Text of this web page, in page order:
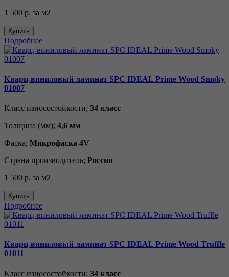
1 500 р. за м2
Купить
Подробнее
Кварц-виниловый ламинат SPC IDEAL Prime Wood Smoky
01007
Класс износостойкости; 34 класс
Толщина (мм); 4,6 мм
Фаска; Микрофаска 4V
Страна производитель; Россия
1 500 р. за м2
Купить
Подробнее
Кварц-виниловый ламинат SPC IDEAL Prime Wood Truffle
01011
Класс износостойкости; 34 класс